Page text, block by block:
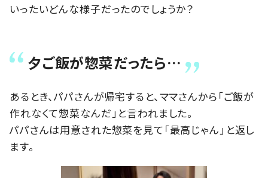
いったいどんな様子だったのでしょうか？
夕ご飯が惣菜だったら…
あるとき、パパさんが帰宅すると、ママさんから「ご飯が
作れなくて惣菜なんだ」と言われました。
パパさんは用意された惣菜を見て「最高じゃん」と返し
ます。